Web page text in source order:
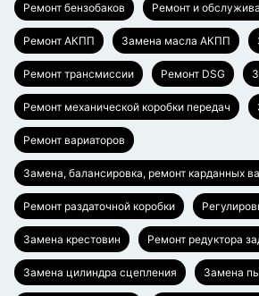
Ремонт бензобаков Ремонт и
Ремонт АКПП Замена масла АКПП
Ремонт трансмиссии Ремонт DSG
Ремонт механической коробки передач
Ремонт вариаторов
Замена, балансировка, ремонт карданных
Ремонт раздаточной коробки
Замена крестовин Ремонт редуктора
Замена цилиндра сцепления Замена